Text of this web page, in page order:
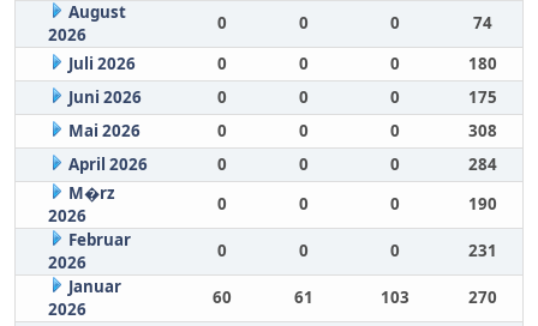
August
2026
0 0 0
74
Juli 2026
0 0 0
180
Juni 2026
0 0 0
175
Mai 2026
0 0 0
308
April 2026
0 0 0
284
M�rz
2026
0 0 0
190
Februar
2026
0 0 0
231
Januar
2026
60 61 103
270